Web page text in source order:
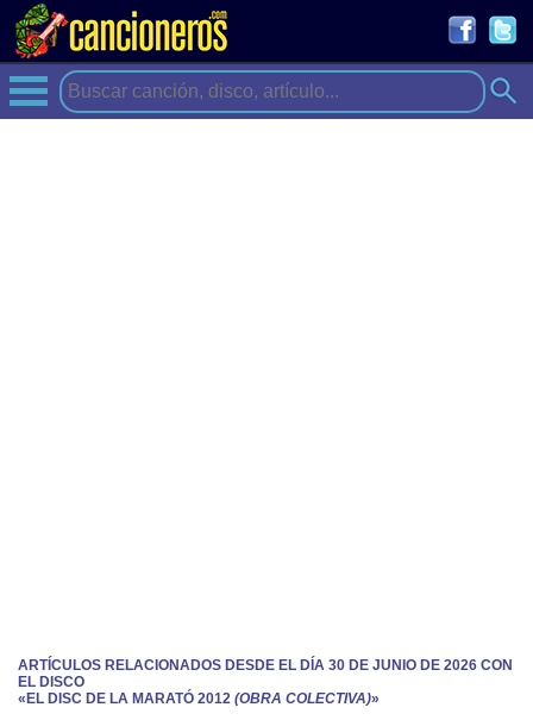
ARTÍCULOS RELACIONADOS DESDE EL DÍA 30 DE JUNIO DE 2026 CON
EL DISCO
«EL DISC DE LA MARATÓ 2012 (OBRA COLECTIVA)»